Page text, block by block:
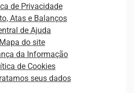
decisão
Financeira
de Privacidade
Atas e Balanços
de Ajuda
Mapa do site
da Informação
de Cookies
seus dados